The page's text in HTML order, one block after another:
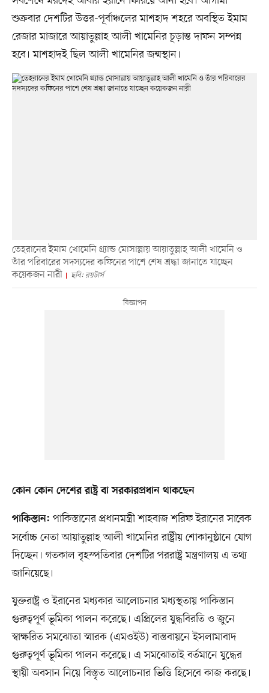
শুক্রবার দেশটির উত্তর-পূর্বাঞ্চলের মাশহাদ শহরে অবস্থিত ইমাম
রেজার মাজারে আয়াতুল্লাহ আলী খামেনির চূড়ান্ত দাফন সম্পন্ন
হবে। মাশহাদই ছিল আলী খামেনির জন্মস্থান।
তেহরানের ইমাম খোমেনি গ্র্যান্ড মোসাল্লায় আয়াতুল্লাহ আলী খামেনি ও
তাঁর পরিবারের সদস্যদের কফিনের পাশে শেষ শ্রদ্ধা জানাতে যাচ্ছেন
কয়েকজন নারী
ছবি: রয়টার্স
কোন কোন দেশের রাষ্ট্র বা সরকারপ্রধান থাকছেন
পাকিস্তান: পাকিস্তানের প্রধানমন্ত্রী শাহবাজ শরিফ ইরানের সাবেক
সর্বোচ্চ নেতা আয়াতুল্লাহ আলী খামেনির রাষ্ট্রীয় শোকানুষ্ঠানে যোগ
দিচ্ছেন। গতকাল বৃহস্পতিবার দেশটির পররাষ্ট্র মন্ত্রণালয় এ তথ্য
জানিয়েছে।
যুক্তরাষ্ট্র ও ইরানের মধ্যকার আলোচনার মধ্যস্থতায় পাকিস্তান
গুরুত্বপূর্ণ ভূমিকা পালন করেছে। এপ্রিলের যুদ্ধবিরতি ও জুনে
স্বাক্ষরিত সমঝোতা স্মারক (এমওইউ) বাস্তবায়নে ইসলামাবাদ
গুরুত্বপূর্ণ ভূমিকা পালন করেছে। এ সমঝোতাই বর্তমানে যুদ্ধের
স্থায়ী অবসান নিয়ে বিস্তৃত আলোচনার ভিত্তি হিসেবে কাজ করছে।